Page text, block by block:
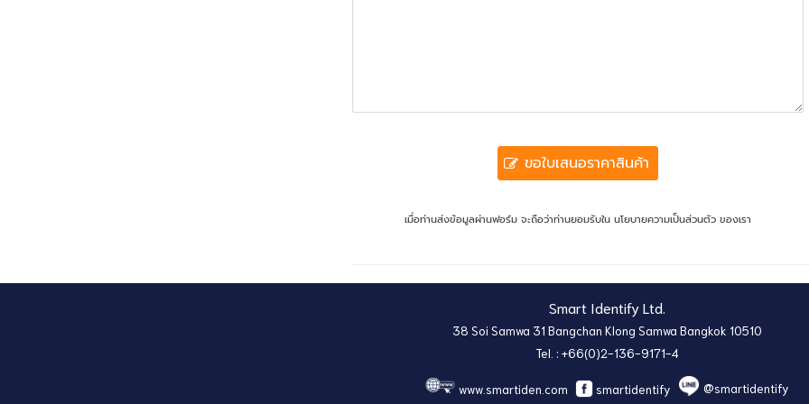
ขอใบเสนอราคาสินค้า
เมื่อท่านส่งข้อมูลผ่านฟอร์ม จะถือว่าท่านยอมรับใน นโยบายความเป็นส่วนตัวของเรา
Smart Identify Ltd.
38 Soi Samwa 31 Bangchan Klong Samwa Bangkok 10510
Tel. : +66(0)2-136-9171-4
www.smartiden.com smartidentify @smartidentify